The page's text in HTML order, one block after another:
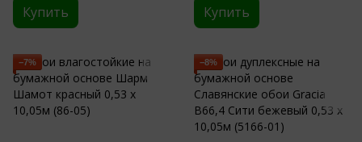
Купить Купить
−7% −8%